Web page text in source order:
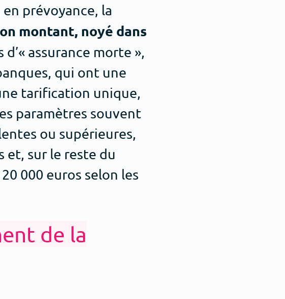
en prévoyance, la
montant, noyé dans
assurance morte »,
qui ont une
tarification unique,
paramètres souvent
ou supérieures,
et, sur le reste du
000 euros selon les
de la